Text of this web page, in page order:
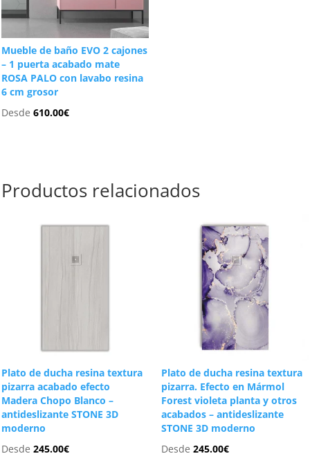
Mueble de baño EVO 2 cajones
– 1 puerta acabado mate
ROSA PALO con lavabo resina
6 cm grosor
Desde610.00€
Productos relacionados
Plato de ducha resina textura
pizarra acabado efecto
Madera Chopo Blanco –
antideslizante STONE 3D
moderno
Desde245.00€
Plato de ducha resina textura
pizarra. Efecto en Mármol
Forest violeta planta y otros
acabados – antideslizante
STONE 3D moderno
Desde 245.00€